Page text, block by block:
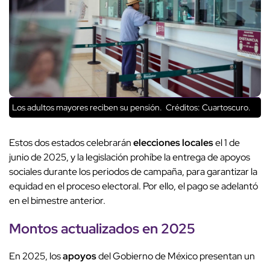
Los adultos mayores reciben su pensión. Créditos: Cuartoscuro.
Estos dos estados celebraráneleccioneslocalesel 1 de
junio de 2025, y la legislación prohíbe la entrega de apoyos
sociales durante los periodos de campaña, para garantizar la
equidad en el proceso electoral. Por ello, el pago se adelantó
en el bimestre anterior.
Montosactualizadosen 2025
En 2025, losapoyosdel Gobierno de México presentan un